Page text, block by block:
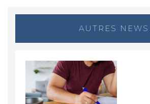
AUTRES NEWS